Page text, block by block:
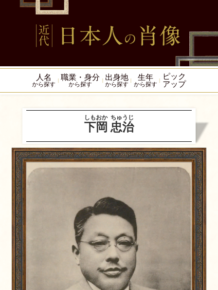
人名
から探す
職業・身分
から探す
出身地
から探す
生年
から探す
ピック
アップ
下岡
しもおか
忠治
ちゅうじ